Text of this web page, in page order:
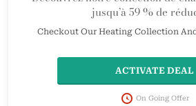
jusqu’à 59 % de
Checkout Our Heating Collection
ACTIVATE DEAL
On Going Offer